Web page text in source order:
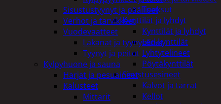
Tuoksut
Kynttilät ja lyhdyt
Kynttilät ja lyhdyt
Led-kynttilät
Lyhtytelineet
Pöytäkynttilät
Sisustusesineet
Kalvot ja tarrat
Kellot
Sisustustyynyt ja päälliset
Verhot ja tarvikkeet
Vuodevaatteet
Lakanat ja tyynynlinat
Tyynyt ja peitot
Kylpyhuone ja sauna
Harjat ja pesuaineet
Kalusteet
Mittarit